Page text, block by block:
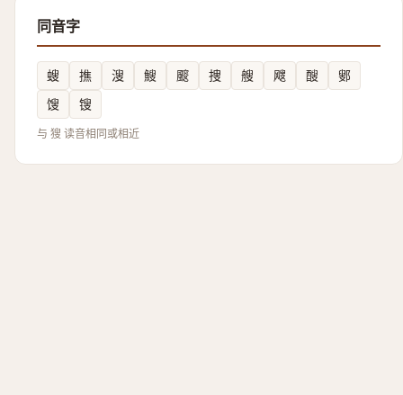
同音字
螋 撨 溲 䱸 䬒 捜 艘 飕 醙
鄋
馊
锼
与 獀 读音相同或相近